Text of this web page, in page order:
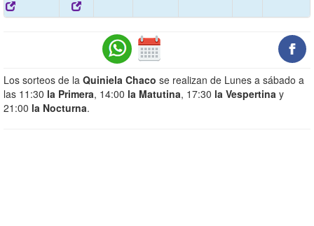
Los sorteos de la Quiniela Chaco se realizan de Lunes a sábado a
las 11:30 la Primera, 14:00 la Matutina, 17:30 la Vespertina y
21:00 la Nocturna.